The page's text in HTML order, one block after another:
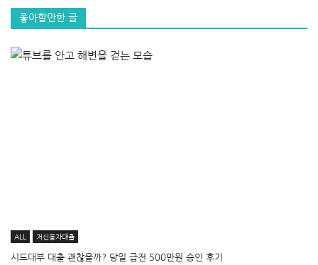
좋아할만한 글
ALL 저신용자대출
시드대부 대출 괜찮을까? 당일 급전 500만원 승인 후기